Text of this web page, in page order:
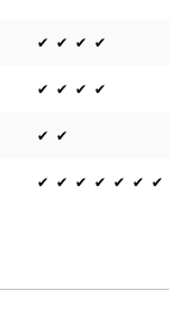
✔ ✔ ✔ ✔
✔ ✔ ✔ ✔
✔ ✔
✔ ✔ ✔ ✔ ✔ ✔ ✔